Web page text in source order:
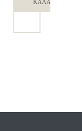
αδο
ΚΑΛΆΘΙ